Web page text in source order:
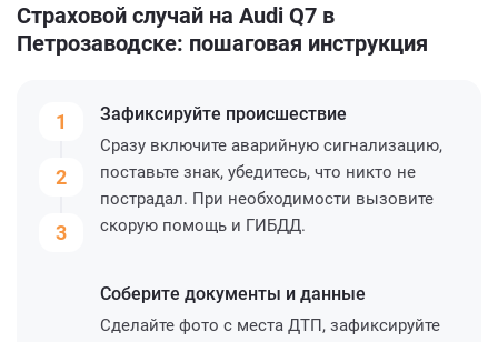
Страховой случай на Audi Q7 в
Петрозаводске: пошаговая инструкция
1
2
3
Зафиксируйте происшествие
Сразу включите аварийную сигнализацию,
поставьте знак, убедитесь, что никто не
пострадал. При необходимости вызовите
скорую помощь и ГИБДД.
Соберите документы и данные
Сделайте фото с места ДТП, зафиксируйте